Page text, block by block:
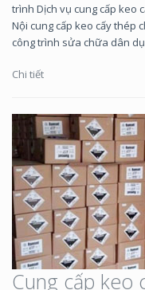
trình Dịch vụ cung cấp keo
Nội cung cấp keo cấy thép
công trình sửa chữa dân
Chi tiết
Cung cấp keo